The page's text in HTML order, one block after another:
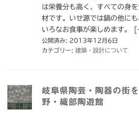
は栄養分も高く、すべての身
材です。いせ源では鍋の他に
いろなお食事が楽しめます。
公開済み: 2013年12月6日
カテゴリー: 建築・設計について
岐阜県陶芸・陶器の街
野・織部陶遊館